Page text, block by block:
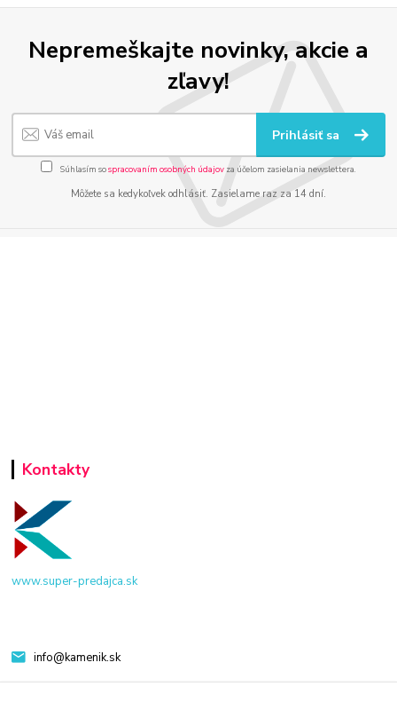
Nepremeškajte novinky, akcie a
zľavy!
Prihlásiť sa
Súhlasím sospracovaním osobných údajov za účelom zasielania newslettera.
Môžete sa kedykoľvek odhlásiť. Zasielame raz za 14 dní.
Kontakty
www.super-predajca.sk
info@kamenik.sk